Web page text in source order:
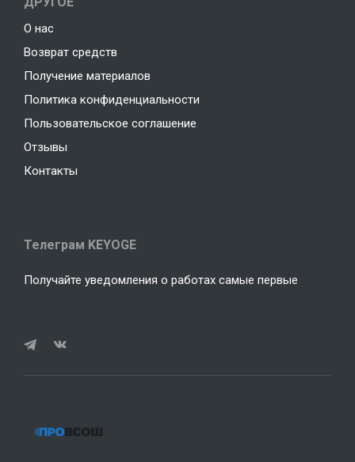
О нас
Возврат средств
Получение материалов
Политика конфиденциальности
Пользовательское соглашение
Отзывы
Контакты
Телеграм KEYOGE
Получайте уведомления о работах самые первые